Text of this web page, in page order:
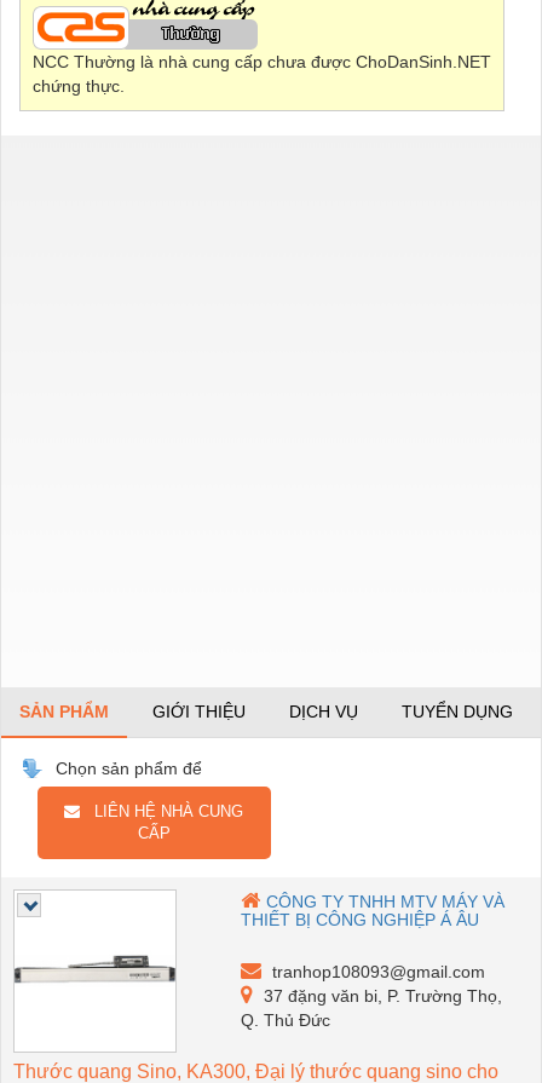
NCC Thường là nhà cung cấp chưa được ChoDanSinh.NET
chứng thực.
SẢN PHẨM GIỚI THIỆU DỊCH VỤ TUYỂN DỤNG
Chọn sản phẩm để
LIÊN HỆ NHÀ CUNG
CẤP
CÔNG TY TNHH MTV MÁY VÀ
THIẾT BỊ CÔNG NGHIỆP Á ÂU
tranhop108093@gmail.com
37 đặng văn bi, P. Trường Thọ,
Q. Thủ Đức
Thước quang Sino, KA300, Đại lý thước quang sino cho